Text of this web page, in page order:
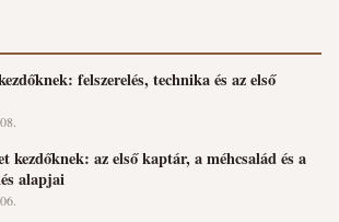
felszerelés, technika és az első
kezdőknek: az első kaptár, a méhcsalád és a
alapjai